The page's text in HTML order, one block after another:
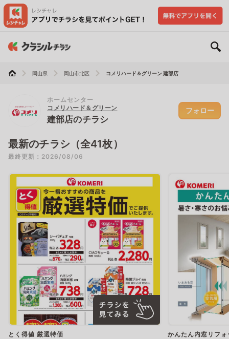
岡山県 岡山市北区 コメリハード＆グリーン 建部店
ホームセンター
コメリハード＆グリーン
建部店のチラシ
フォロー
最新のチラシ（全41枚）
最終更新：2026/08/06
とく得値 厳選特価 かんたん内窓リフォ